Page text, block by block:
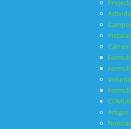
Artigos
Notícias